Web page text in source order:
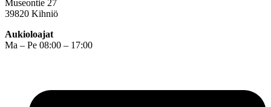
Museontie 27
39820 Kihniö
Aukioloajat
Ma – Pe 08:00 – 17:00